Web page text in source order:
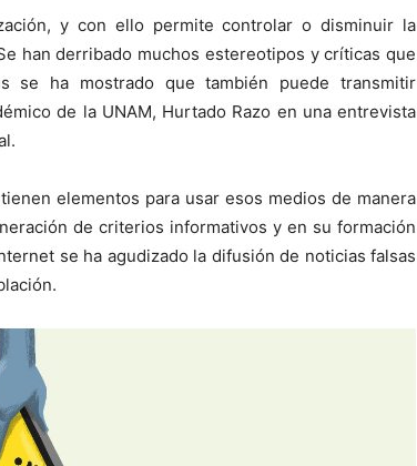
y con ello permite controlar o disminuir la
han derribado muchos estereotipos y críticas que
se ha mostrado que también puede transmitir
de la UNAM, Hurtado Razo en una entrevista
elementos para usar esos medios de manera
de criterios informativos y en su formación
se ha agudizado la difusión de noticias falsas